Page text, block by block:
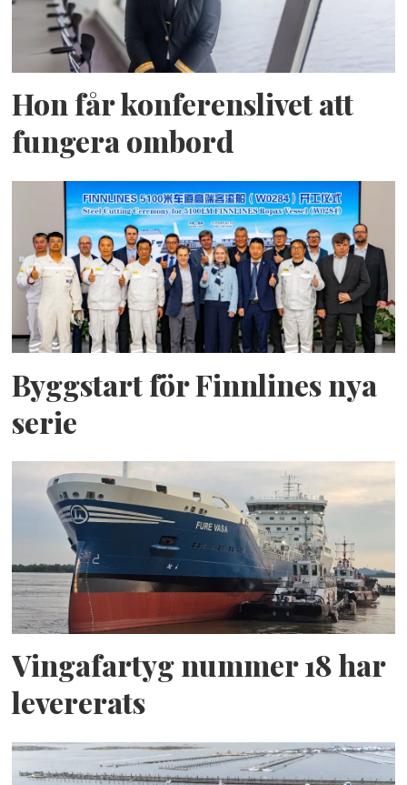
Hon får konferenslivet att
fungera ombord
Byggstart för Finnlines nya
serie
Vingafartyg nummer 18 har
levererats